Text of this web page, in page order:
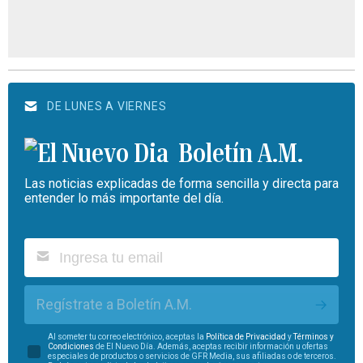
DE LUNES A VIERNES
Boletín A.M.
Las noticias explicadas de forma sencilla y directa para
entender lo más importante del día.
Regístrate a Boletín A.M.
Al someter tu correo electrónico, aceptas la Política de Privacidad yTérminos y
Condiciones de El Nuevo Día. Además, aceptas recibir información u ofertas
especiales de productos o servicios de GFR Media, sus afiliadas o de terceros.